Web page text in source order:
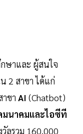
ษาและ ผู้สนใจ
2 สาขา ได้แก่
ขา AI (Chatbot)
นาคมและไอซีที
วัลรวม 160,000